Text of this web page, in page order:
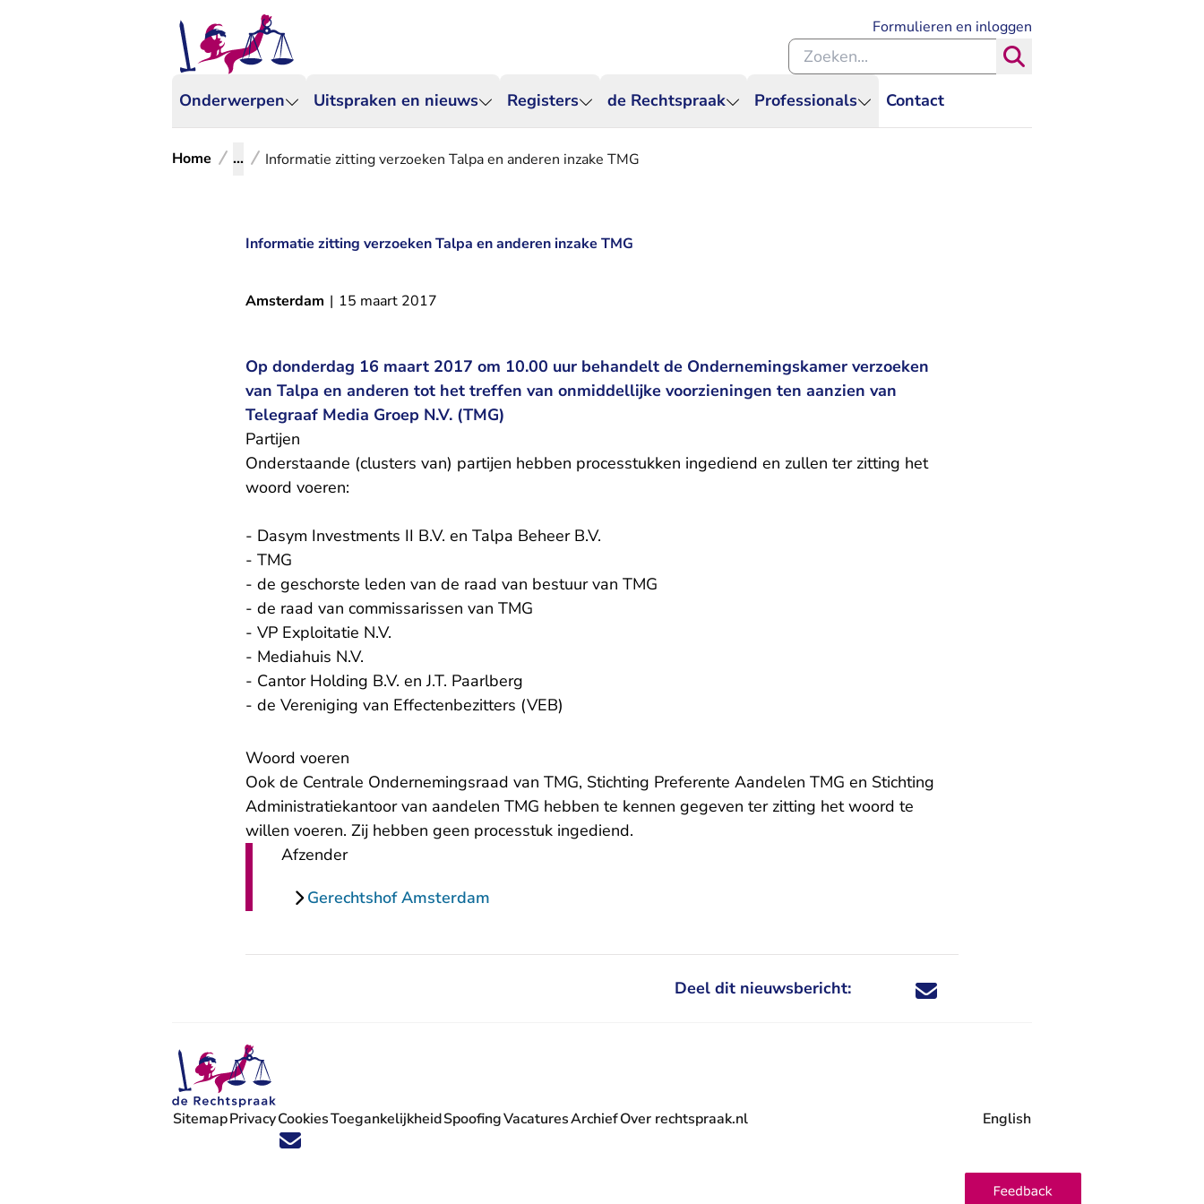
Onderwerpen Uitspraken en nieuws Registers de Rechtspraak Professionals Contact
Formulieren en inloggen
Zoeken binnen de Rechtspraak
Home ... Informatie zitting verzoeken Talpa en anderen inzake TMG
Informatie zitting verzoeken Talpa en anderen inzake TMG
Amsterdam | 15 maart 2017
Op donderdag 16 maart 2017 om 10.00 uur behandelt de Ondernemingskamer verzoeken
van Talpa en anderen tot het treffen van onmiddellijke voorzieningen ten aanzien van
Telegraaf Media Groep N.V. (TMG)
Partijen
Onderstaande (clusters van) partijen hebben processtukken ingediend en zullen ter zitting het
woord voeren:
- Dasym Investments II B.V. en Talpa Beheer B.V.
- TMG
- de geschorste leden van de raad van bestuur van TMG
- de raad van commissarissen van TMG
- VP Exploitatie N.V.
- Mediahuis N.V.
- Cantor Holding B.V. en J.T. Paarlberg
- de Vereniging van Effectenbezitters (VEB)
Woord voeren
Ook de Centrale Ondernemingsraad van TMG, Stichting Preferente Aandelen TMG en Stichting
Administratiekantoor van aandelen TMG hebben te kennen gegeven ter zitting het woord te
willen voeren. Zij hebben geen processtuk ingediend.
Afzender
Gerechtshof Amsterdam
Deel dit nieuwsbericht: Deel dit nieuwsbericht via X - U verlaat
Deel dit nieuwsbericht via Facebook - U
Deel dit nieuwsbericht via e-mail
Deel dit nieuwsbericht via LinkedIn - U
Volg ons op X (Twitter) - U verlaat Rechtspraak.nl
Volg ons op Facebook - U verlaat Rechtspraak.nl
Volg ons op Instagram - U verlaat Rechtspraak.nl
Volg ons op Youtube - U verlaat Rechtspraak.nl
Volg ons op LinkedIn - U verlaat Rechtspraak.nl
'Blijf op de hoogte' nieuwsbrief - U verlaat Rechtspraak.nl
SitemapPrivacyCookiesToegankelijkheidSpoofingVacatures
- U verlaat Rechtspraak.nl
ArchiefOver rechtspraak.nl English